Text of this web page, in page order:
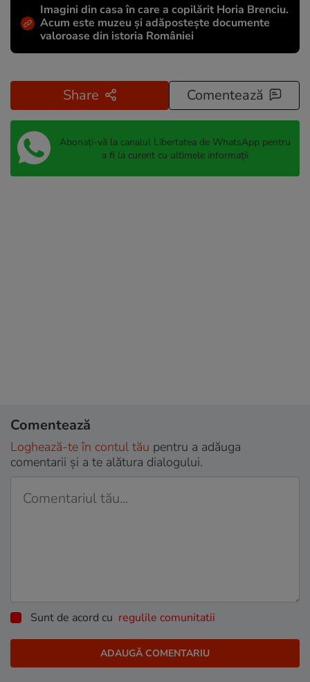
Imagini din casa în care a copilărit Horia Brenciu.
Acum este muzeu și adăpostește documente
valoroase din istoria României
Share Comentează
Abonați-vă la canalul Libertatea de WhatsApp pentru
a fi la curent cu ultimele informații
Comentează
Loghează-te în contul tău pentru a adăuga
comentarii și a te alătura dialogului.
Sunt de acord cu regulile comunitatii